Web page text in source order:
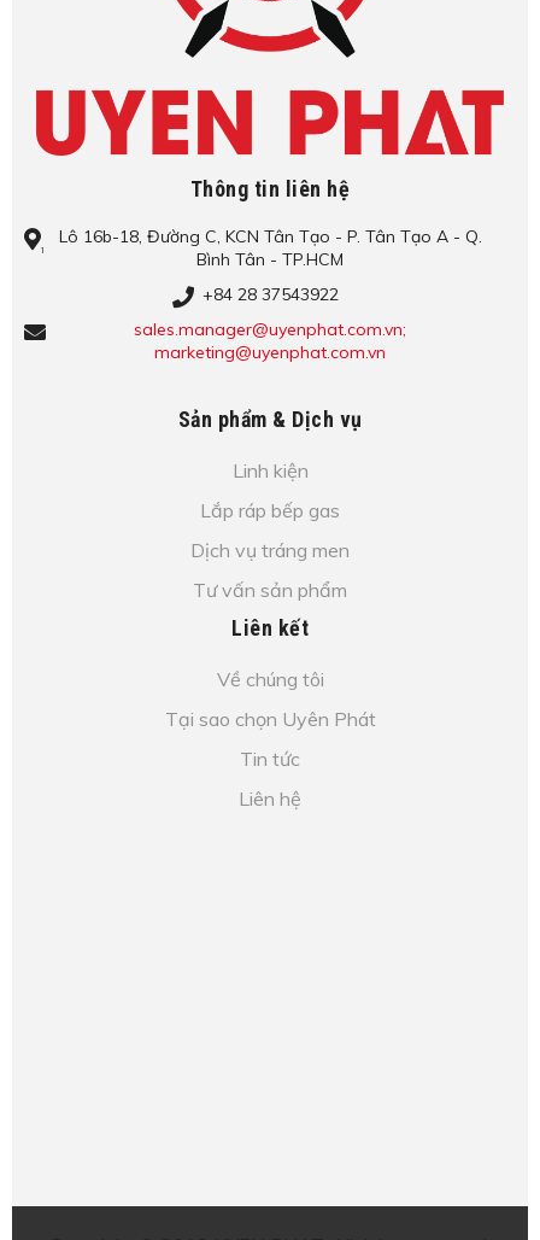
Thông tin liên hệ
Lô​ 16b-18, Đ​ư​ờ​ng C, KCN Tâ​n Tạo​ - P. Tâ​n Tạo​ A - Q.
Bình​ Tâ​n - TP.HCM
+84 28 37543922
sales.manager@uyenphat.com.vn;
marketing@uyenphat.com.vn
Sản phẩm & Dịch vụ
Linh kiện
Lắp ráp bếp gas
Dịch vụ tráng men
Tư vấn sản phẩm
Liên kết
Về chúng tôi
Tại sao chọn Uyên Phát
Tin tức
Liên hệ